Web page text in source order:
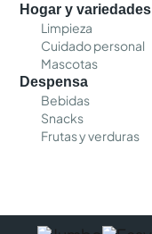
Hogar y variedades
Limpieza
Cuidado personal
Mascotas
Despensa
Bebidas
Snacks
Frutas y verduras